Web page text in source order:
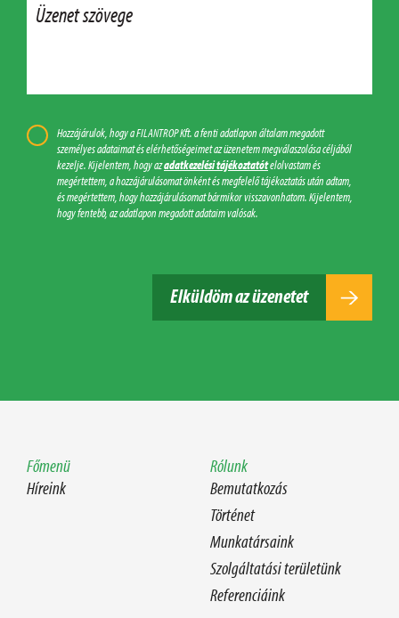
Üzenet szövege
Hozzájárulok, hogy a FILANTROP Kft. a fenti adatlapon általam megadott
személyes adataimat és elérhetőségeimet az üzenetem megválaszolása céljából
kezelje. Kijelentem, hogy azadatkezelési tájékoztatótelolvastam és
megértettem, a hozzájárulásomat önként és megfelelő tájékoztatás után adtam,
és megértettem, hogy hozzájárulásomat bármikor visszavonhatom. Kijelentem,
hogy fentebb, az adatlapon megadott adataim valósak.
Elküldöm az üzenetet
Főmenü
Híreink
Rólunk
Bemutatkozás
Történet
Munkatársaink
Szolgáltatási területünk
Referenciáink